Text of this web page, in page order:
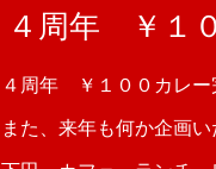
４周年 ￥１
４周年 ￥１００カレー
また、来年も何か企画